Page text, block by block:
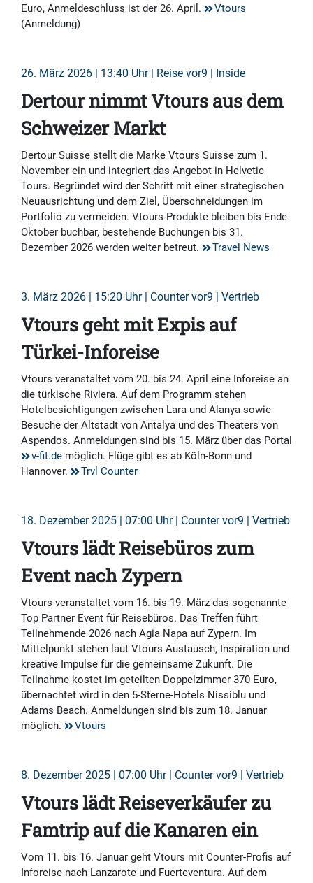
Euro, Anmeldeschluss ist der 26. April.
Vtours
(Anmeldung)
26. März 2026 | 13:40 Uhr | Reise vor9 | Inside
Dertour nimmt Vtours aus dem
Schweizer Markt
Dertour Suisse stellt die Marke Vtours Suisse zum 1.
November ein und integriert das Angebot in Helvetic
Tours. Begründet wird der Schritt mit einer strategischen
Neuausrichtung und dem Ziel, Überschneidungen im
Portfolio zu vermeiden. Vtours-Produkte bleiben bis Ende
Oktober buchbar, bestehende Buchungen bis 31.
Dezember 2026 werden weiter betreut.
Travel News
3. März 2026 | 15:20 Uhr | Counter vor9 | Vertrieb
Vtours geht mit Expis auf
Türkei-Inforeise
Vtours veranstaltet vom 20. bis 24. April eine Inforeise an
die türkische Riviera. Auf dem Programm stehen
Hotelbesichtigungen zwischen Lara und Alanya sowie
Besuche der Altstadt von Antalya und des Theaters von
Aspendos. Anmeldungen sind bis 15. März über das Portal
v-fit.de möglich. Flüge gibt es ab Köln-Bonn und
Hannover.
Trvl Counter
18. Dezember 2025 | 07:00 Uhr | Counter vor9 | Vertrieb
Vtours lädt Reisebüros zum
Event nach Zypern
Vtours veranstaltet vom 16. bis 19. März das sogenannte
Top Partner Event für Reisebüros. Das Treffen führt
Teilnehmende 2026 nach Agia Napa auf Zypern. Im
Mittelpunkt stehen laut Vtours Austausch, Inspiration und
kreative Impulse für die gemeinsame Zukunft. Die
Teilnahme kostet im geteilten Doppelzimmer 370 Euro,
übernachtet wird in den 5-Sterne-Hotels Nissiblu und
Adams Beach. Anmeldungen sind bis zum 18. Januar
möglich.
Vtours
8. Dezember 2025 | 07:00 Uhr | Counter vor9 | Vertrieb
Vtours lädt Reiseverkäufer zu
Famtrip auf die Kanaren ein
Vom 11. bis 16. Januar geht Vtours mit Counter-Profis auf
Inforeise nach Lanzarote und Fuerteventura. Auf dem